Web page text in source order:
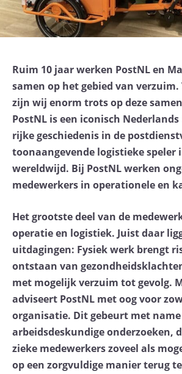
Ruim 10 jaar werken PostNL en
samen op het gebied van
zijn wij enorm trots op deze
PostNL is een iconisch
rijke geschiedenis in de
toonaangevende logistieke speler
wereldwijd. Bij PostNL werken
medewerkers in operationele en
Het grootste deel van de
operatie en logistiek. Juist daar
uitdagingen: Fysiek werk brengt
ontstaan van
met mogelijk verzuim tot gevolg.
adviseert PostNL met oog voor
organisatie. Dit gebeurt met
arbeidsdeskundige onderzoeken,
zieke medewerkers zoveel als
op een zorgvuldige manier terug